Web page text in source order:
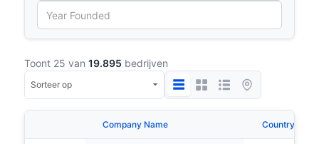
Toont 25 van 19.895 bedrijven
Company Name Country